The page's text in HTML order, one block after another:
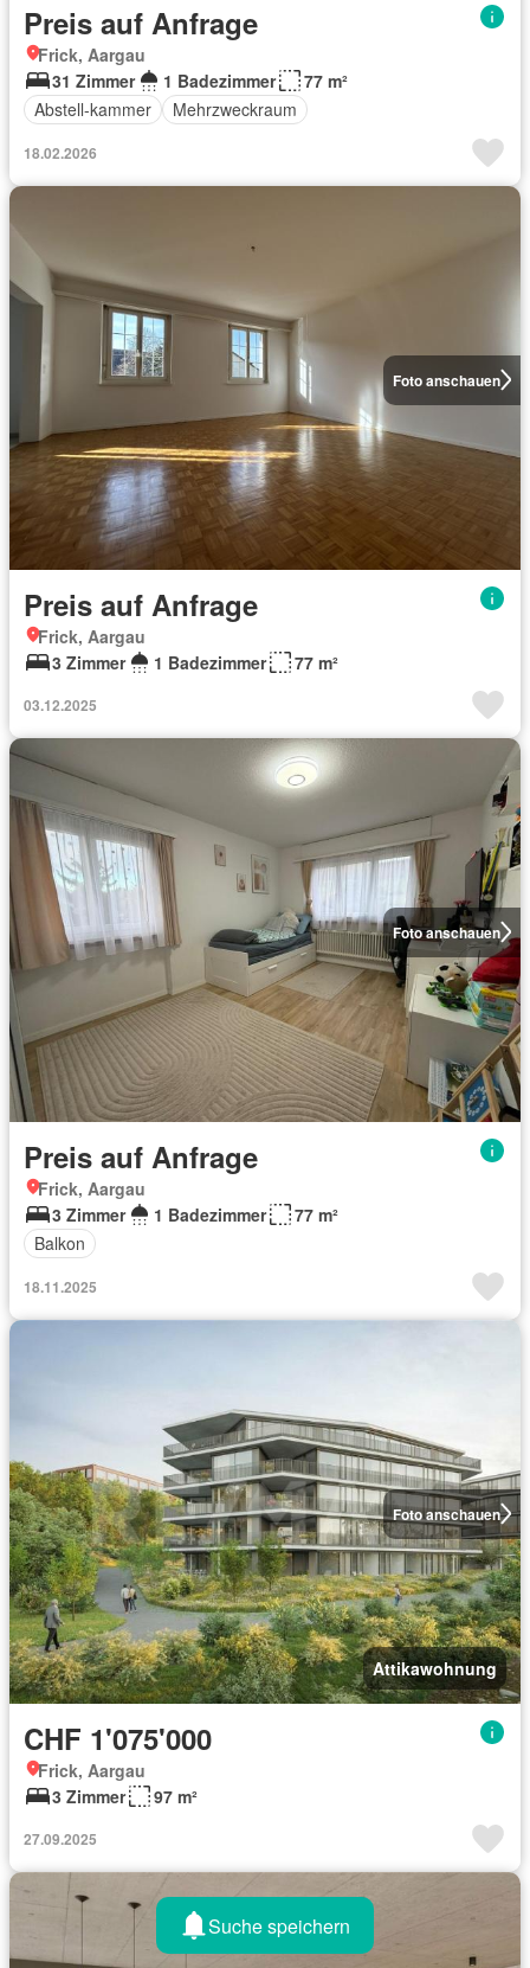
Preis auf Anfrage
Frick, Aargau
31 Zimmer
1 Badezimmer
77 m²
Abstell-kammer
Mehrzweckraum
18.02.2026
Foto anschauen
Preis auf Anfrage
Frick, Aargau
3 Zimmer
1 Badezimmer 77 m²
03.12.2025
Foto anschauen
Preis auf Anfrage
Frick, Aargau
3 Zimmer
1 Badezimmer
77 m²
Balkon
18.11.2025
Foto anschauen
Attikawohnung
CHF 1'075'000
Frick, Aargau
3 Zimmer
97 m²
27.09.2025
Suche speichern